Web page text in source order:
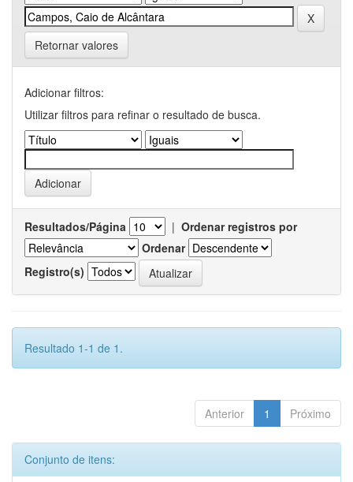
Retornar valores
Adicionar filtros:
Utilizar filtros para refinar o resultado de busca.
Resultados/Página | Ordenar registros por
Ordenar
Registro(s)
Resultado 1-1 de 1.
Anterior 1 Próximo
Conjunto de itens: